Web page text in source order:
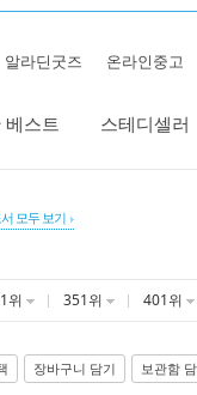
알라딘굿즈 온라인중고
베스트 스테디셀러
모두 보기
위 351위 401위
장바구니 담기 보관함